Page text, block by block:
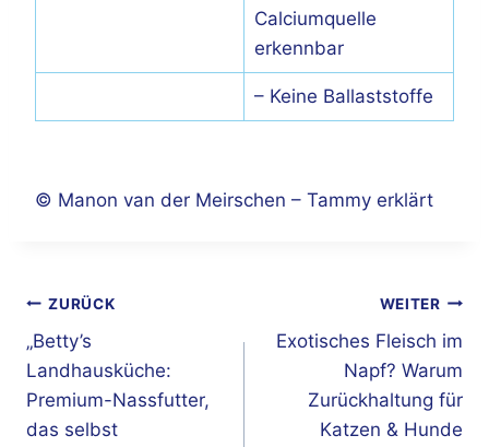
Calciumquelle
erkennbar
– Keine Ballaststoffe
© Manon van der Meirschen – Tammy erklärt
Beitragsnavigation
ZURÜCK
„Betty’s
Landhausküche:
Premium-Nassfutter,
das selbst
WEITER
Exotisches Fleisch im
Napf? Warum
Zurückhaltung für
Katzen & Hunde